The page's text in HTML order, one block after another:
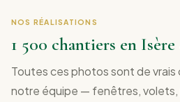
NOS RÉALISATIONS
1 500 chantiers en
Toutes ces photos sont de vrais
notre équipe — fenêtres,